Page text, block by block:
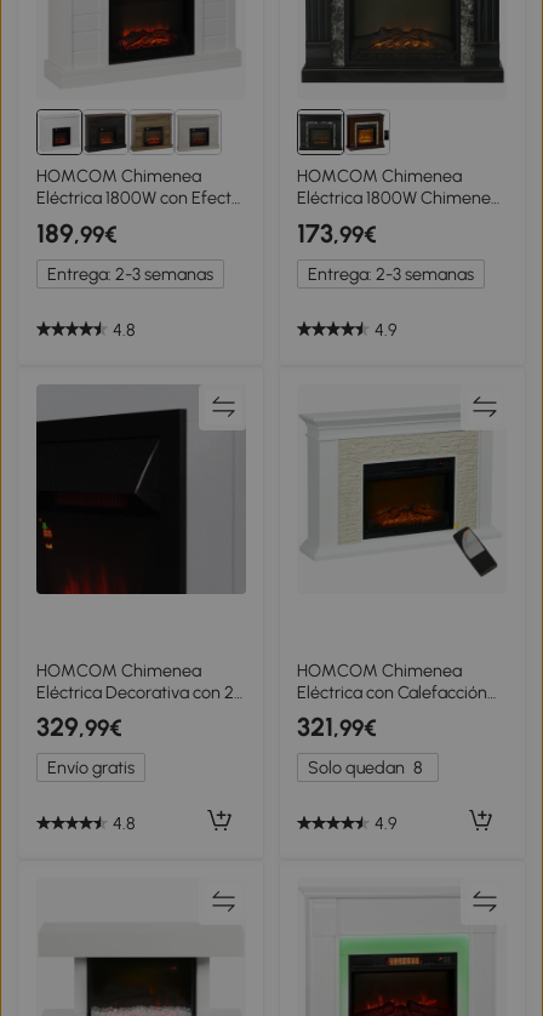
HOMCOM Chimenea
Eléctrica 1800W con Efecto
de Llama Mando a
Distancia Temporizador
Semanal para Sala 30 m²
Blanco
189,99€
Entrega: 2-3 semanas
4.8
HOMCOM Chimenea
Eléctrica 1800W Chimenea
Decorativa con Efecto de
Llama Mando a Distancia
Temporizador
80x21,6x67,8cm Negro
173,99€
Entrega: 2-3 semanas
4.9
HOMCOM Chimenea
Eléctrica Decorativa con 2
Configuraciones de Calor
Temporizador y Llama
Regulable 102x30x95cm
Blanco
329,99€
Envío gratis
4.8
HOMCOM Chimenea
Eléctrica con Calefacción
1800W Efecto de Llama
con Control Remoto
Temporizador 120x24x80
cm Blanco
321,99€
Solo quedan 8
4.9